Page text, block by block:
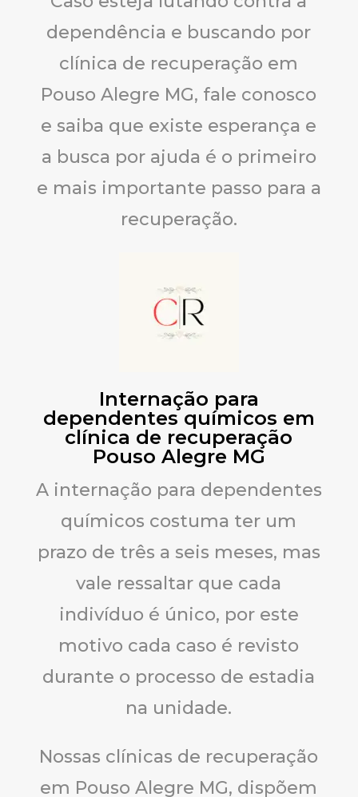
dependência e buscando por
clínica de recuperação em
Pouso Alegre MG, fale conosco
e saiba que existe esperança e
a busca por ajuda é o primeiro
e mais importante passo para a
recuperação.
Internação para
dependentes químicos em
clínica de recuperação
Pouso Alegre MG
A internação para dependentes
químicos costuma ter um
prazo de três a seis meses, mas
vale ressaltar que cada
indivíduo é único, por este
motivo cada caso é revisto
durante o processo de estadia
na unidade.
Nossas clínicas de recuperação
em Pouso Alegre MG, dispõem